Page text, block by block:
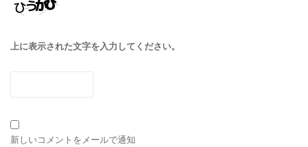
上に表示された文字を入力してください。
新しいコメントをメールで通知